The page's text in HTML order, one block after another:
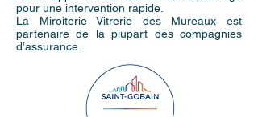
pour une intervention rapide.
La Miroiterie Vitrerie des Mureaux est
partenaire de la plupart des compagnies
d’assurance.